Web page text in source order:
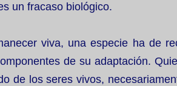
un fracaso biológico.
viva, una especie ha de
de su adaptación.
de los seres vivos,